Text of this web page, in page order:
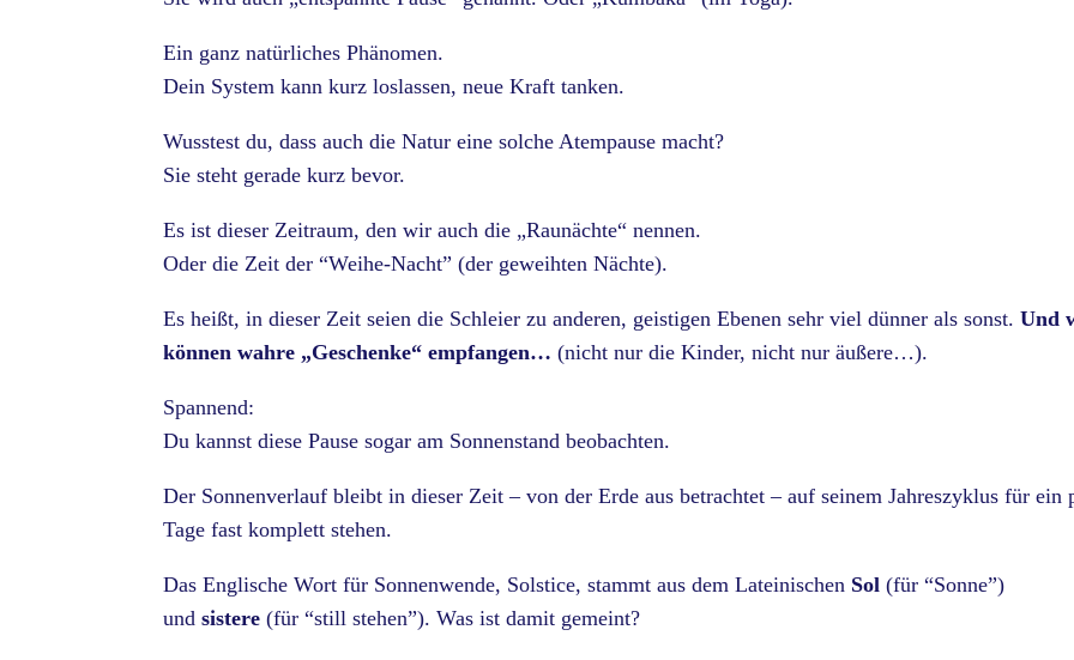
Ein ganz natürliches Phänomen.
Dein System kann kurz loslassen, neue Kraft tanken.
Wusstest du, dass auch die Natur eine solche Atempause macht?
Sie steht gerade kurz bevor.
Es ist dieser Zeitraum, den wir auch die „Raunächte“ nennen.
Oder die Zeit der “Weihe-Nacht” (der geweihten Nächte).
Es heißt, in dieser Zeit seien die Schleier zu anderen, geistigen Ebenen sehr viel dünner als sonst. Und
können wahre „Geschenke“ empfangen… (nicht nur die Kinder, nicht nur äußere…).
Spannend:
Du kannst diese Pause sogar am Sonnenstand beobachten.
Der Sonnenverlauf bleibt in dieser Zeit – von der Erde aus betrachtet – auf seinem Jahreszyklus für ein
Tage fast komplett stehen.
Das Englische Wort für Sonnenwende, Solstice, stammt aus dem Lateinischen Sol (für “Sonne”)
undsistere (für “still stehen”). Was ist damit gemeint?